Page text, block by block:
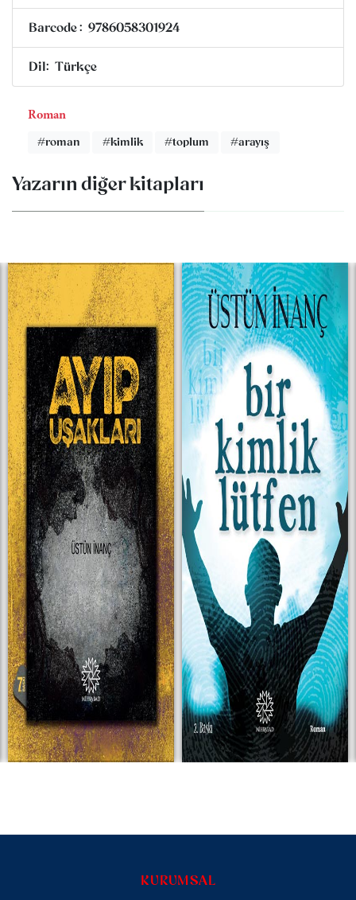
Barcode : 9786058301924
Dil: Türkçe
Roman
#roman #kimlik #toplum #arayış
Yazarın diğer kitapları
KURUMSAL